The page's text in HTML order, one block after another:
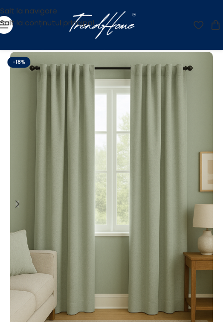
Salt la navigare
Salt la conținutul principal
-18%